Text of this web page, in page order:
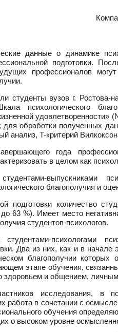
данные о динамике
подготовки.
профессионалов
студенты вузов г.
психологического
удовлетворенности»
обработки полученных
анализ, T-критерий
года
в целом как
выпускниками
благополучия и
подготовки количество
63 %). Имеет место
студентов-психологов.
психологами
Два из них, как и в начале
благополучии
этапе обучения,
здоровьем и общением,
исследования, в
в сочетании с
обучения
о высоком уровне